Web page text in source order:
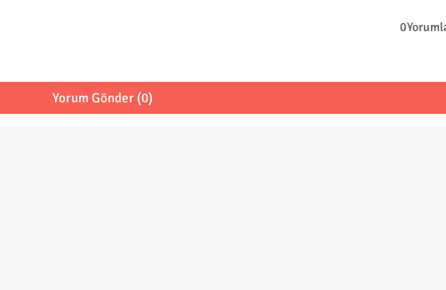
Yorum Gönder (0)